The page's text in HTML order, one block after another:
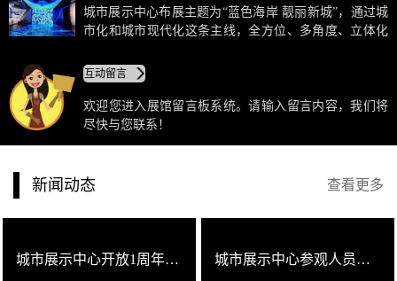
心另行安排参观时间。
城市展示中心布展主题为“蓝色海岸 靓丽新城”，通过城
市化和城市现代化这条主线，全方位、多角度、立体化
建设成就，展望美好愿景。展区共分四层：一层展示开
发区发展历程及综合成就；二层展示开发区总体规划、
重点区片规划及各类专项规划，整体描绘开发区美好蓝
图；三层展示开发区建设成就、旅游规划、智慧城市建
书吧等。
互动留言
欢迎您进入展馆留言板系统。请输入留言内容，我们将
尽快与您联系！
查看更多
新闻动态
城市展示中心开放1周年了！ 城市展示中心参观人员已逾十万